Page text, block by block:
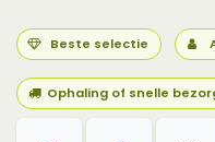
Beste selectie
Ophaling of snelle